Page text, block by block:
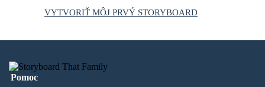
VYTVORIŤ MÔJ PRVÝ STORYBOARD
Pomoc